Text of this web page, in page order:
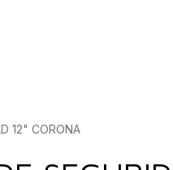
12" CORONA